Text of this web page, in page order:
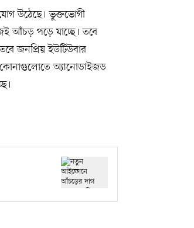
উঠেছে। ভুক্তভোগী
আঁচড় পড়ে যাচ্ছে। তবে
জনপ্রিয় ইউটিউবার
কোনাগুলোতে অ্যানোডাইজড